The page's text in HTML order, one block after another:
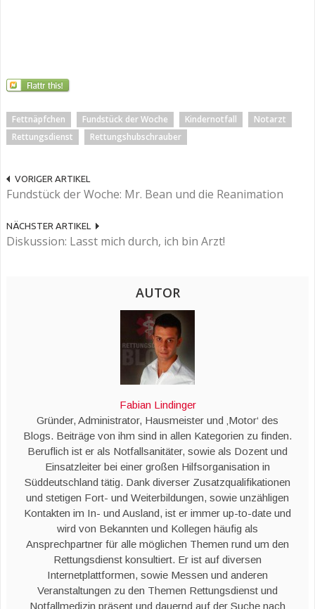
Fettnäpfchen Fundstück der Woche Kindernotfall
Notarzt
Rettungsdienst
Rettungshubschrauber
VORIGER ARTIKEL
Fundstück der Woche: Mr. Bean und die Reanimation
NÄCHSTER ARTIKEL
Diskussion: Lasst mich durch, ich bin Arzt!
AUTOR
Fabian Lindinger
Gründer, Administrator, Hausmeister und ‚Motor‘ des
Blogs. Beiträge von ihm sind in allen Kategorien zu finden.
Beruflich ist er als Notfallsanitäter, sowie als Dozent und
Einsatzleiter bei einer großen Hilfsorganisation in
Süddeutschland tätig. Dank diverser Zusatzqualifikationen
und stetigen Fort- und Weiterbildungen, sowie unzähligen
Kontakten im In- und Ausland, ist er immer up-to-date und
wird von Bekannten und Kollegen häufig als
Ansprechpartner für alle möglichen Themen rund um den
Rettungsdienst konsultiert. Er ist auf diversen
Internetplattformen, sowie Messen und anderen
Veranstaltungen zu den Themen Rettungsdienst und
Notfallmedizin präsent und dauernd auf der Suche nach